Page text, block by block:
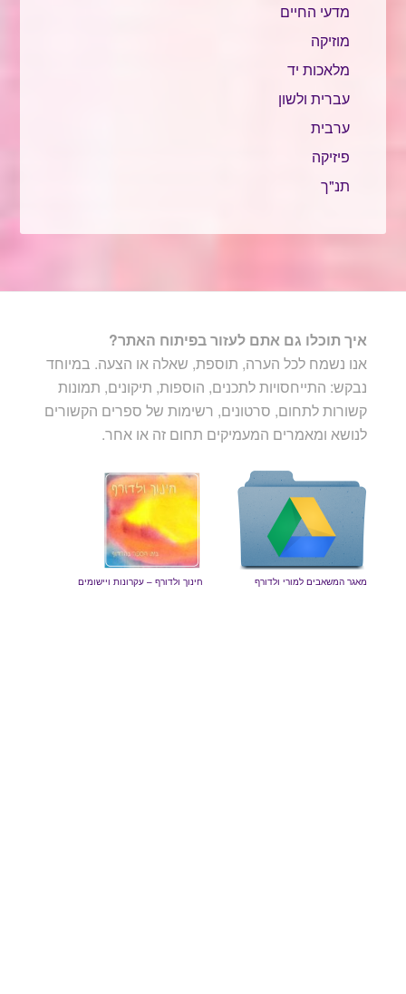
מדעי החיים
מוזיקה
מלאכות יד
עברית ולשון
ערבית
פיזיקה
תנ"ך
איך תוכלו גם אתם לעזור בפיתוח האתר?
אנו נשמח לכל הערה, תוספת, שאלה או הצעה. במיוחד
נבקש: התייחסויות לתכנים, הוספות, תיקונים, תמונות
קשורות לתחום, סרטונים, רשימות של ספרים הקשורים
לנושא ומאמרים המעמיקים תחום זה או אחר.
חינוך ולדורף – עקרונות ויישומים מאגר המשאבים למורי ולדורף